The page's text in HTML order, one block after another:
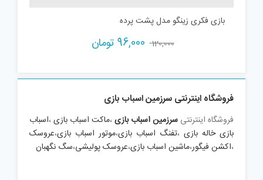
بازی فکری زینگو مدل پشت پرده
120,000
Original
120,000 تومان.
96,000 تومان
96,000 تومان.
فروشگاه اینترنتی سرزمین اسباب بازی
فروشگاه اینترنتی سرزمین اسباب بازی،ماکت اسباب بازی،اسباب
بازی خاله بازی ،تفنگ اسباب بازی،موتور اسباب بازی،عروسک
،اکشن فیگور،ماشین اسباب بازی،عروسک پولیشی،سگ نگهبان